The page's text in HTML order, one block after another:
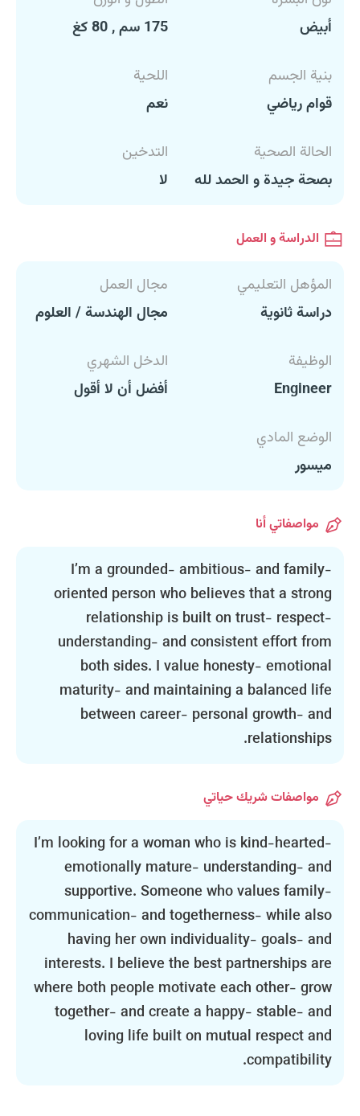
أبيض
175 سم , 80 كغ
بنية الجسم
قوام رياضي
اللحية
نعم
الحالة الصحية
بصحة جيدة و الحمد لله
التدخين
لا
الدراسة و العمل
المؤهل التعليمي
دراسة ثانوية
مجال العمل
مجال الهندسة / العلوم
الوظيفة
Engineer
الدخل الشهري
أفضل أن لا أقول
الوضع المادي
ميسور
مواصفاتي أنا
I’m a grounded- ambitious- and family-
oriented person who believes that a strong
relationship is built on trust- respect-
understanding- and consistent effort from
both sides. I value honesty- emotional
maturity- and maintaining a balanced life
between career- personal growth- and
relationships.
مواصفات شريك حياتي
I’m looking for a woman who is kind-hearted-
emotionally mature- understanding- and
supportive. Someone who values family-
communication- and togetherness- while also
having her own individuality- goals- and
interests. I believe the best partnerships are
where both people motivate each other- grow
together- and create a happy- stable- and
loving life built on mutual respect and
compatibility.